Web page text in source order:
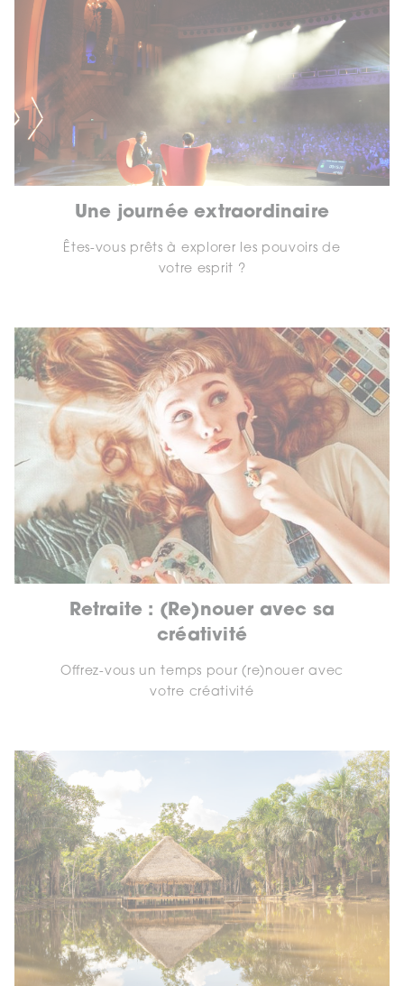
Une journée extraordinaire
Êtes-vous prêts à explorer les pouvoirs de
votre esprit ?
Retraite : (Re)nouer avec sa
créativité
Offrez-vous un temps pour (re)nouer avec
votre créativité